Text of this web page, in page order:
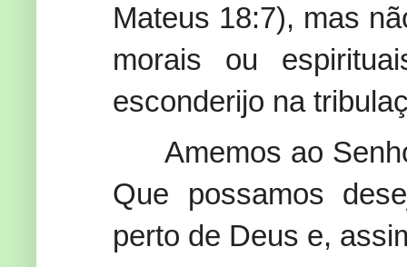
Mateus 18:7), mas
morais ou
esconderijo na
Amemos ao
Que possamos
perto de Deus e,